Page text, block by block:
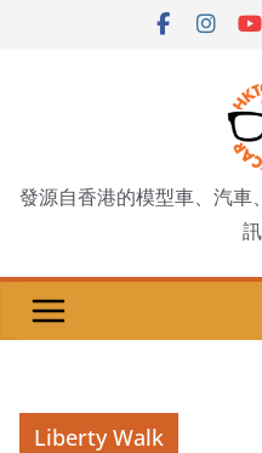
發源自香港的模型車、汽車
Liberty Walk